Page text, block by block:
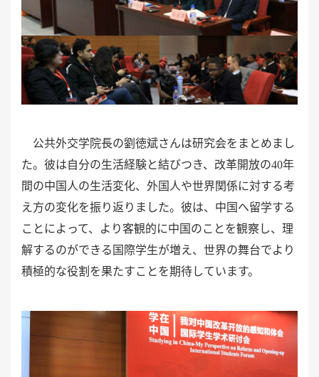
公共外交学院長の劉徳斌さんは研究会をまとめまし
た。彼は自分の生活経験と結びつき、改革開放の40年
間の中国人の生活変化、外国人や世界関係に対する考
え方の変化を振り返りました。彼は、中国へ留学する
ことによって、より客観的に中国のことを観察し、理
解するのができる国際学生が増え、世界の舞台でより
積極的な役割を果たすことを期待しています。